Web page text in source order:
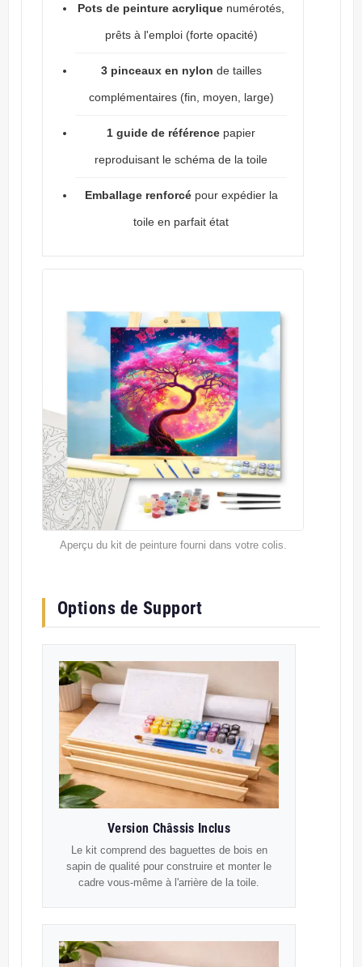
Pots de peinture acrylique numérotés,
prêts à l'emploi (forte opacité)
3 pinceaux en nylon de tailles
complémentaires (fin, moyen, large)
1 guide de référence papier
reproduisant le schéma de la toile
Emballage renforcépour expédier la
toile en parfait état
Aperçu du kit de peinture fourni dans votre colis.
Options de Support
Version Châssis Inclus
Le kit comprend des baguettes de bois en
sapin de qualité pour construire et monter le
cadre vous-même à l'arrière de la toile.